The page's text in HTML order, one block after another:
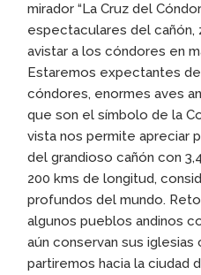
mirador “La Cruz del
espectaculares del cañón,
avistar a los cóndores en
Estaremos expectantes
cóndores, enormes aves
que son el símbolo de la
vista nos permite apreciar
del grandioso cañón con
200 kms de longitud,
profundos del mundo.
algunos pueblos andinos
aún conservan sus
partiremos hacia la ciudad